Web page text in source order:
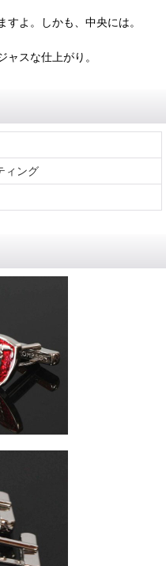
よ。しかも、中央には。
スな仕上がり。
ィング